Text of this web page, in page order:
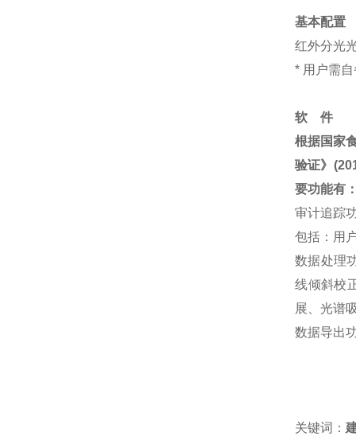
基本配置
红外分光
* 用户需
软 件
根据国家
验证》
要功能有
审计追踪
包括：用
数据处理
线倾斜校
展、光谱
数据导出
关键词：